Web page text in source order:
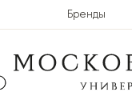
Бренды